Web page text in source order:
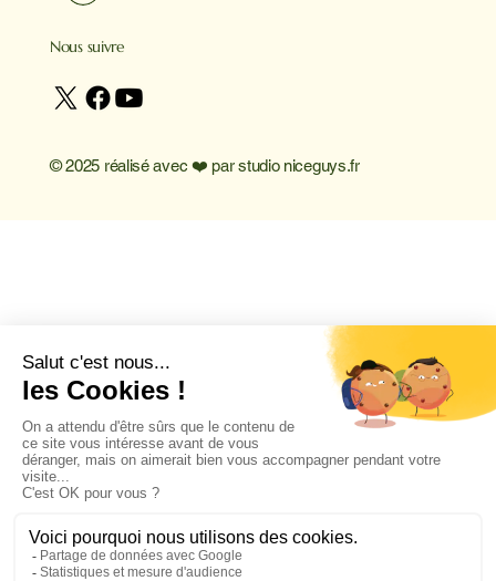
Nous suivre
© 2025 réalisé avec ❤️ parstudio niceguys.fr